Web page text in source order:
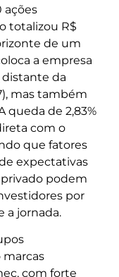
ações
totalizou R$
de um
a empresa
da
mas também
queda de 2,83%
com o
que fatores
expectativas
podem
por
a jornada.
marcas
com forte